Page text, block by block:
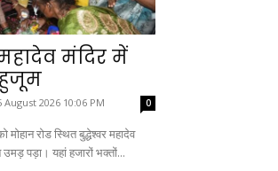
मंदिर में
हुजूम
2026 10:06 PM 0
रोड स्थित बुद्धेश्वर महादेव
पड़ा। यहां हजारों भक्तों...